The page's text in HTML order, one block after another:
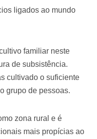
ligados ao mundo
familiar neste
de subsistência.
cultivado o suficiente
grupo de pessoas.
zona rural e é
mais propícias ao